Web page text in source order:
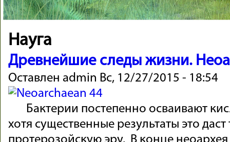
Науга
Древнейшие следы жизни.
Оставлен admin Вс, 12/27/2015 - 18:54
Бак­те­рии по­сте­пенно ос­ваи­вают
хотя су­ще­ст­вен­ные ре­зультаты это